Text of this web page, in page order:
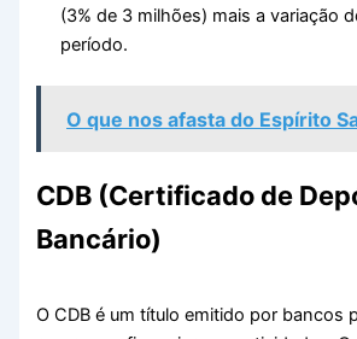
(3% de 3 milhões) mais a variação
período.
O que nos afasta do Espírito
CDB (Certificado de
Bancário)
O CDB é um título emitido por bancos